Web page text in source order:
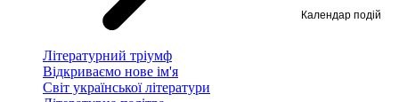
Літературний тріумф
Відкриваємо нове ім'я
Світ української літератури
Календар подій